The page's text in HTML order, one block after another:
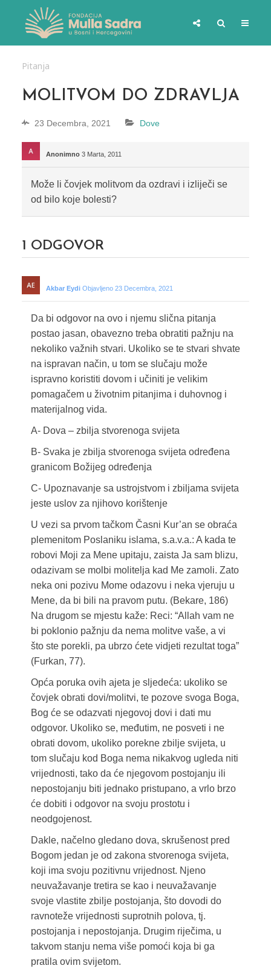
Pitanja
MOLITVOM DO ZDRAVLJA
23 Decembra, 2021 Dove
Anonimno 3 Marta, 2011
Može li čovjek molitvom da ozdravi i izliječi se
od bilo koje bolesti?
1 ODGOVOR
Akbar Eydi Objavljeno 23 Decembra, 2021
Da bi odgovor na ovo i njemu slična pitanja
postao jasan, obavezno treba obratiti pažnju na
nekoliko važnih stvari. Ukoliko se te stvari shvate
na ispravan način, u tom se slučaju može
ispravno koristiti dovom i učiniti je velikim
pomagačem u životnim pitanjima i duhovnog i
materijalnog vida.
A- Dova – zbilja stvorenoga svijeta
B- Svaka je zbilja stvorenoga svijeta određena
granicom Božijeg određenja
C- Upoznavanje sa ustrojstvom i zbiljama svijeta
jeste uslov za njihovo korištenje
U vezi sa prvom tačkom Časni Kur’an se obraća
plemenitom Poslaniku islama, s.a.v.a.: A kada te
robovi Moji za Mene upitaju, zaista Ja sam blizu,
odazivam se molbi molitelja kad Me zamoli. Zato
neka oni pozivu Mome odazovu i neka vjeruju u
Mene, da bi bili na pravom putu. (Bekare, 186)
Na drugom se mjestu kaže: Reci: “Allah vam ne
bi poklonio pažnju da nema molitve vaše, a vi
što ste porekli, pa ubrzo ćete vidjeti rezultat toga”
(Furkan, 77).
Opća poruka ovih ajeta je sljedeća: ukoliko se
čovjek obrati dovi/molitvi, te pozove svoga Boga,
Bog će se odazvati njegovoj dovi i dati mu
odgovor. Ukoliko se, međutim, ne posveti i ne
obrati dovom, ukoliko porekne zbilje svijeta, u
tom slučaju kod Boga nema nikakvog ugleda niti
vrijednosti, tako da će njegovom postojanju ili
nepostojanju biti jednako pristupano, a vrlo brzo
će dobiti i odgovor na svoju prostotu i
neodgojenost.
Dakle, načelno gledano dova, skrušenost pred
Bogom jedan je od zakona stvorenoga svijeta,
koji ima svoju pozitivnu vrijednost. Njeno
neuvažavanje tretira se kao i neuvažavanje
svoje vlastite zbilje postojanja, što dovodi do
ravnoteže vrijednosti suprotnih polova, tj.
postojanja i nepostojanja. Drugim riječima, u
takvom stanju nema više pomoći koja bi ga
pratila ovim svijetom.